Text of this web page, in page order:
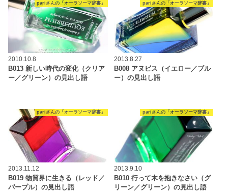
pariさんの「オーラソーマ辞書」
2010.10.8
B013 新しい時代の変化（クリア
ー／グリーン）の見出し語
pariさんの「オーラソーマ辞書」
2013.8.27
B008 アヌビス（イエロー／ブル
ー）の見出し語
pariさんの「オーラソーマ辞書」
2013.11.12
B019 物質界に生きる（レッド／
パープル）の見出し語
pariさんの「オーラソーマ辞書」
2013.9.10
B010 行って木を抱きなさい（グ
リーン／グリーン）の見出し語